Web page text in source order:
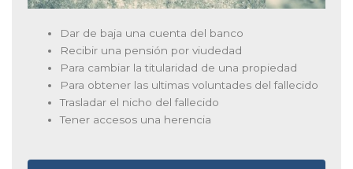
Dar de baja una cuenta del banco
Recibir una pensión por viudedad
Para cambiar la titularidad de una propiedad
Para obtener las ultimas voluntades del fallecido
Trasladar el nicho del fallecido
Tener accesos una herencia